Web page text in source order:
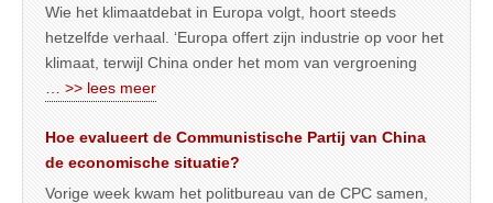
Wie het klimaatdebat in Europa volgt, hoort steeds
hetzelfde verhaal. ‘Europa offert zijn industrie op voor het
klimaat, terwijl China onder het mom van vergroening
… >> lees meer
Hoe evalueert de Communistische Partij van China
de economische situatie?
Vorige week kwam het politbureau van de CPC samen,